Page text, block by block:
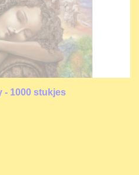
- 1000 stukjes